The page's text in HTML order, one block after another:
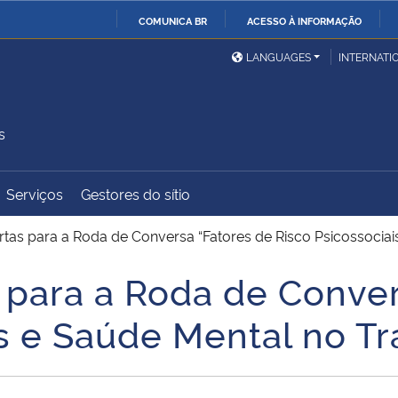
COMUNICA BR ACESSO À INFORMAÇÃO
Ministério da Defesa
Ministério das Relações
Exteriores
Ministério do
Desenvolvimento Regional
União
Advocacia-Geral da União Banco Central do Brasil
LANGUAGES
Serviços Gestores do sítio
para a Roda de Conversa “Fatores de Risco
a Roda de
e Saúde Mental no